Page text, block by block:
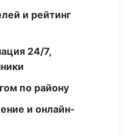
и рейтинг
24/7,
по району
и онлайн-